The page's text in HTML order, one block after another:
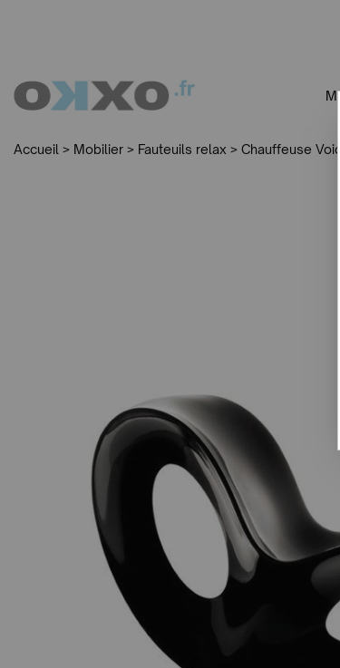
Accueil > Mobilier > Fauteuils relax > Chauffeuse